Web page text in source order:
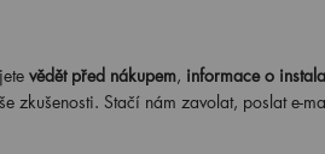
vědět před nákupem, informace o
zkušenosti. Stačí nám zavolat, poslat e-